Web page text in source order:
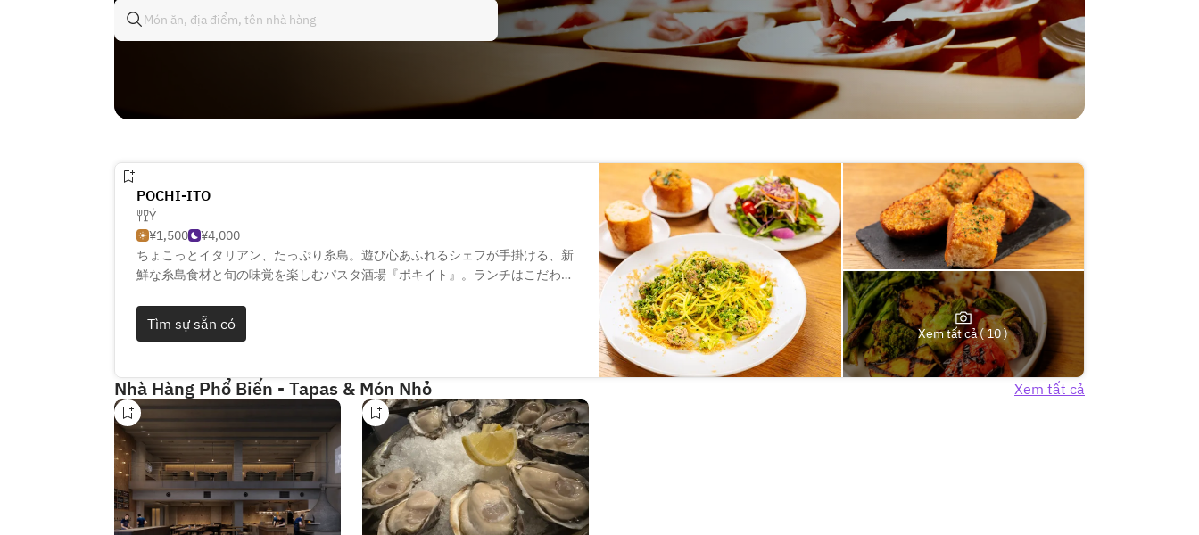
POCHI-ITO
Ý
¥1,500
¥4,000
ちょこっとイタリアン、たっぷり糸島。遊び心あふれるシェフが手掛ける、新
鮮な糸島食材と旬の味覚を楽しむパスタ酒場『ポキイト』。ランチはこだわり
で至福のひとときを。気軽に立ち寄れる美味しい時間をお届けします。
Tìm sự sẵn có
Xem tất cả ( 10 )
Nhà Hàng Phổ Biến - Tapas & Món Nhỏ Xem tất cả